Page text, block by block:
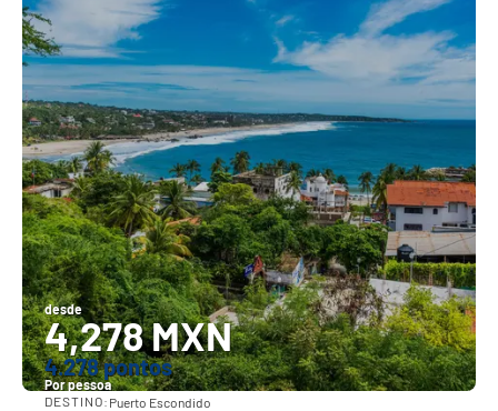
desde
4,278 MXN
4.278 pontos
Por pessoa
DESTINO: Puerto Escondido